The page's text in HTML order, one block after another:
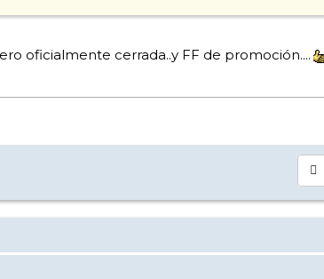
oficialmente cerrada..y FF de promoción....